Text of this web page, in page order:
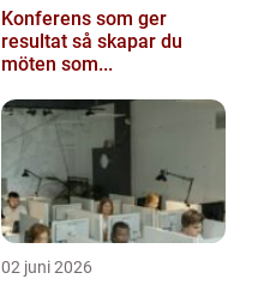
Konferens som ger
resultat så skapar du
möten som...
02 juni 2026